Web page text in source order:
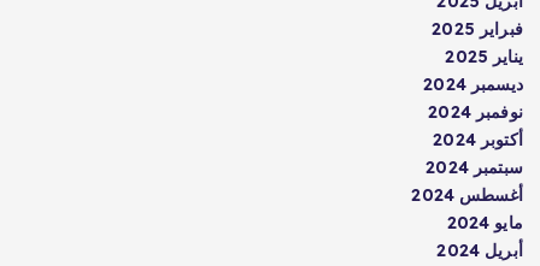
فبراير 2025
يناير 2025
ديسمبر 2024
نوفمبر 2024
أكتوبر 2024
سبتمبر 2024
أغسطس 2024
مايو 2024
أبريل 2024